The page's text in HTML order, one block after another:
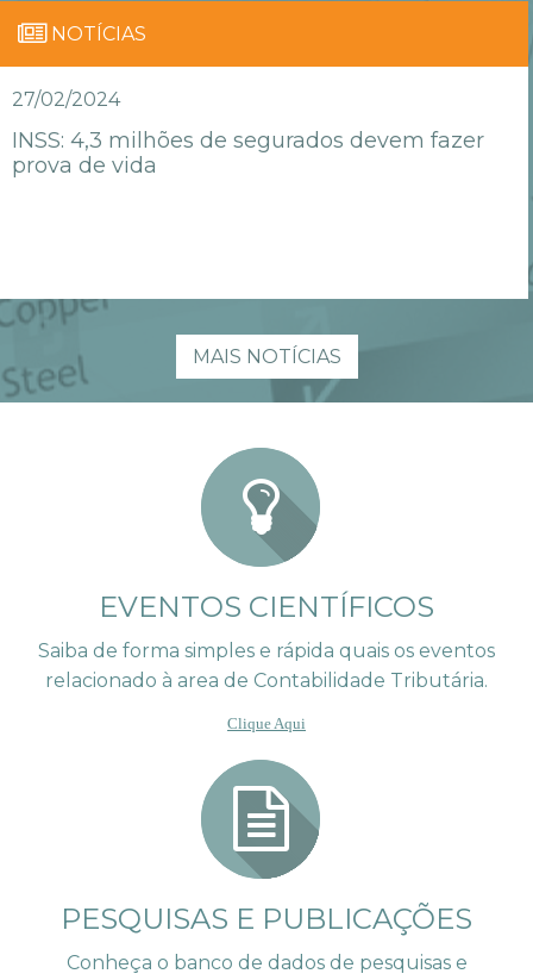
NOTÍCIAS
27/02/2024
INSS: 4,3 milhões de segurados devem fazer
prova de vida
MAIS NOTÍCIAS
EVENTOS CIENTÍFICOS
Saiba de forma simples e rápida quais os eventos
relacionado à area de Contabilidade Tributária.
Clique Aqui
PESQUISAS E PUBLICAÇÕES
Conheça o banco de dados de pesquisas e